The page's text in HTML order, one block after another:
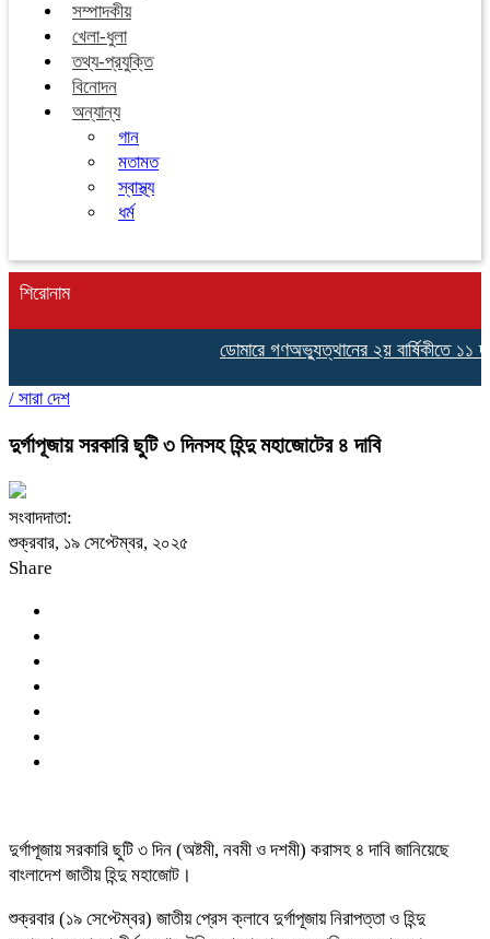
সম্পাদকীয়
খেলা-ধুলা
তথ্য-প্রযুক্তি
বিনোদন
অন্যান্য
গান
মতামত
স্বাস্থ্য
ধর্ম
শিরোনাম
ডোমারে গণঅভ্যুত্থানের ২য় বার্ষিকীতে ১১
/ সারা দেশ
দুর্গাপূজায় সরকারি ছুটি ৩ দিনসহ হিন্দু মহাজোটের ৪ দাবি
সংবাদদাতা:
শুক্রবার, ১৯ সেপ্টেম্বর, ২০২৫
Share
দুর্গাপূজায় সরকারি ছুটি ৩ দিন (অষ্টমী, নবমী ও দশমী) করাসহ ৪ দাবি জানিয়েছে
বাংলাদেশ জাতীয় হিন্দু মহাজোট।
শুক্রবার (১৯ সেপ্টেম্বর) জাতীয় প্রেস ক্লাবে দুর্গাপূজায় নিরাপত্তা ও হিন্দু